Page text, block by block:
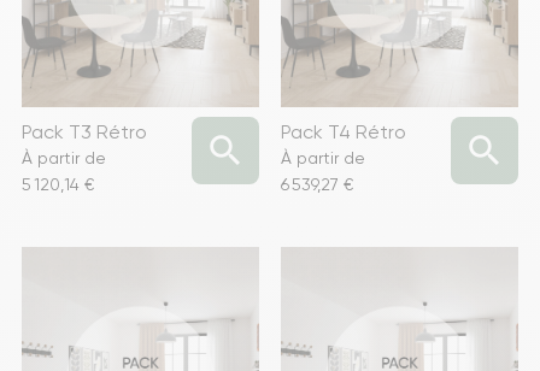
Pack T3 Rétro
À partir de
5 120,14 €Prix
 Pack T4 Rétro
À partir de
6 539,27 €Prix
